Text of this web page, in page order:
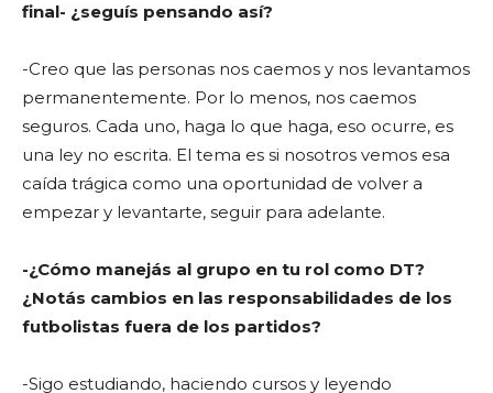
final- ¿seguís pensando así?
-Creo que las personas nos caemos y nos levantamos
permanentemente. Por lo menos, nos caemos
seguros. Cada uno, haga lo que haga, eso ocurre, es
una ley no escrita. El tema es si nosotros vemos esa
caída trágica como una oportunidad de volver a
empezar y levantarte, seguir para adelante.
-¿Cómo manejás al grupo en tu rol como DT?
¿Notás cambios en las responsabilidades de los
futbolistas fuera de los partidos?
-Sigo estudiando, haciendo cursos y leyendo